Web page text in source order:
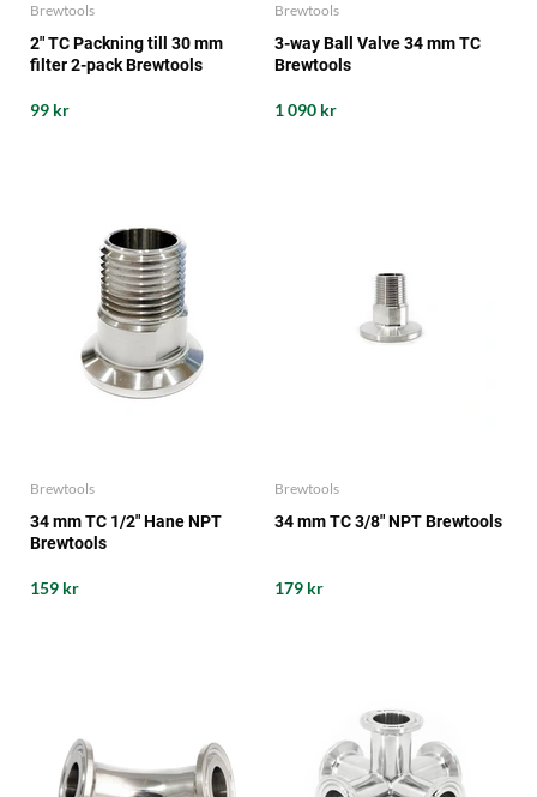
Brewtools
2" TC Packning till 30 mm
filter 2-pack Brewtools
99 kr
Brewtools
3-way Ball Valve 34 mm TC
Brewtools
1 090 kr
Brewtools
34 mm TC 1/2" Hane NPT
Brewtools
159 kr
Brewtools
34 mm TC 3/8" NPT Brewtools
179 kr